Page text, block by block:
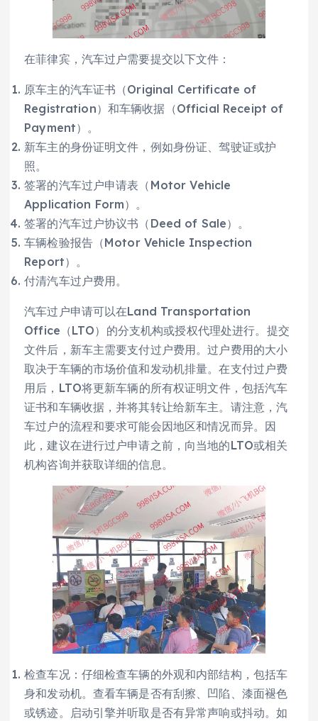
在菲律宾，汽车过户需要提交以下文件：
原车主的汽车证书（Original Certificate of
Registration）和车辆收据（Official Receipt of
Payment）。
新车主的身份证明文件，例如身份证、驾驶证或护
照。
签署的汽车过户申请表（Motor Vehicle
Application Form）。
签署的汽车过户协议书（Deed of Sale）。
车辆检验报告（Motor Vehicle Inspection
Report）。
付清汽车过户费用。
汽车过户申请可以在Land Transportation
Office（LTO）的分支机构或授权代理处进行。提交
文件后，新车主需要支付过户费用。过户费用的大小
取决于车辆的市场价值和发动机排量。在支付过户费
用后，LTO将更新车辆的所有权证明文件，包括汽车
证书和车辆收据，并将其转让给新车主。请注意，汽
车过户的流程和要求可能会因地区和情况而异。因
此，建议在进行过户申请之前，向当地的LTO或相关
机构咨询并获取详细的信息。
检查车况：仔细检查车辆的外观和内部结构，包括车
身和发动机。查看车辆是否有刮擦、凹陷、漆面褪色
或锈迹。启动引擎并听取是否有异常声响或抖动。如